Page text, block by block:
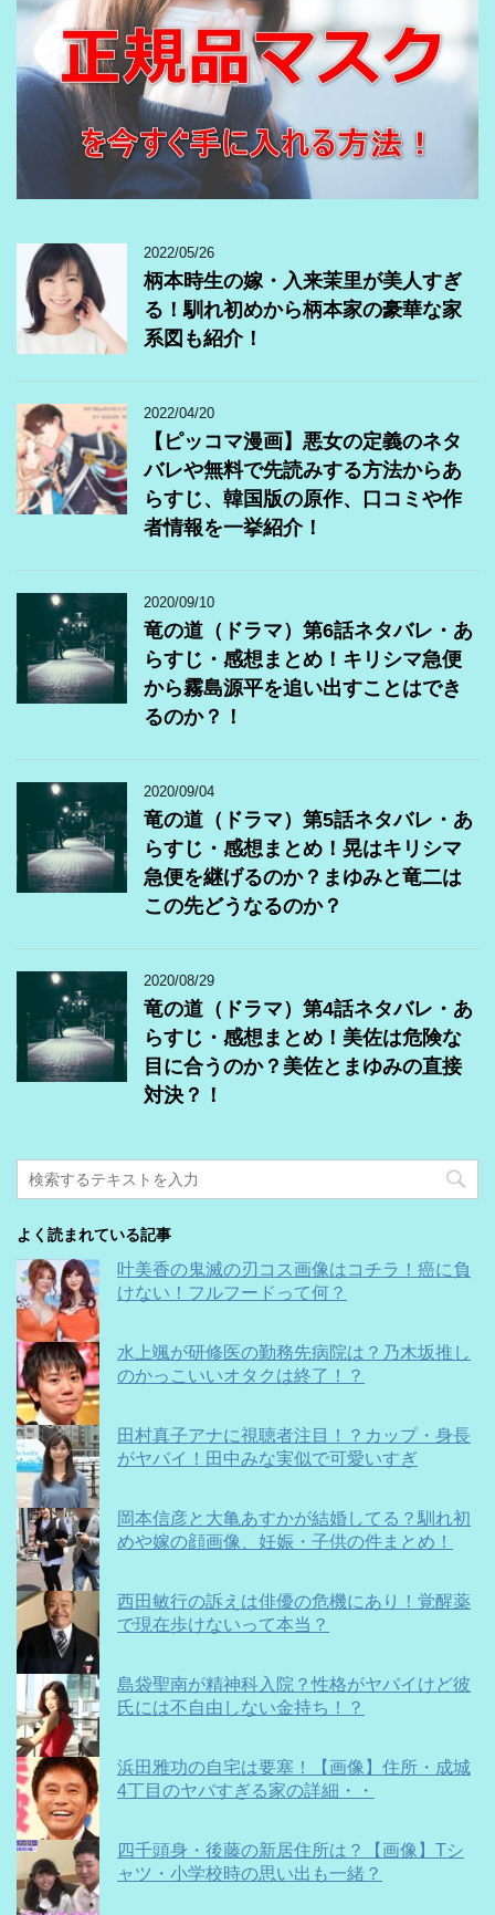
2022/05/26
柄本時生の嫁・入来茉里が美人すぎ
る！馴れ初めから柄本家の豪華な家
系図も紹介！
2022/04/20
【ピッコマ漫画】悪女の定義のネタ
バレや無料で先読みする方法からあ
らすじ、韓国版の原作、口コミや作
者情報を一挙紹介！
2020/09/10
竜の道（ドラマ）第6話ネタバレ・あ
らすじ・感想まとめ！キリシマ急便
から霧島源平を追い出すことはでき
るのか？！
2020/09/04
竜の道（ドラマ）第5話ネタバレ・あ
らすじ・感想まとめ！晃はキリシマ
急便を継げるのか？まゆみと竜二は
この先どうなるのか？
2020/08/29
竜の道（ドラマ）第4話ネタバレ・あ
らすじ・感想まとめ！美佐は危険な
目に合うのか？美佐とまゆみの直接
対決？！
よく読まれている記事
叶美香の鬼滅の刃コス画像はコチラ！癌に負
けない！フルフードって何？
水上颯が研修医の勤務先病院は？乃木坂推し
のかっこいいオタクは終了！？
田村真子アナに視聴者注目！？カップ・身長
がヤバイ！田中みな実似で可愛いすぎ
岡本信彦と大亀あすかが結婚してる？馴れ初
めや嫁の顔画像、妊娠・子供の件まとめ！
西田敏行の訴えは俳優の危機にあり！覚醒薬
で現在歩けないって本当？
島袋聖南が精神科入院？性格がヤバイけど彼
氏には不自由しない金持ち！？
浜田雅功の自宅は要塞！【画像】住所・成城
4丁目のヤバすぎる家の詳細・・
四千頭身・後藤の新居住所は？【画像】Tシ
ャツ・小学校時の思い出も一緒？